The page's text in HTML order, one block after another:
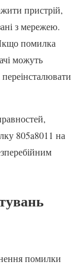
пристрій,
з мережею.
помилка
можуть
805a8011 на
помилки